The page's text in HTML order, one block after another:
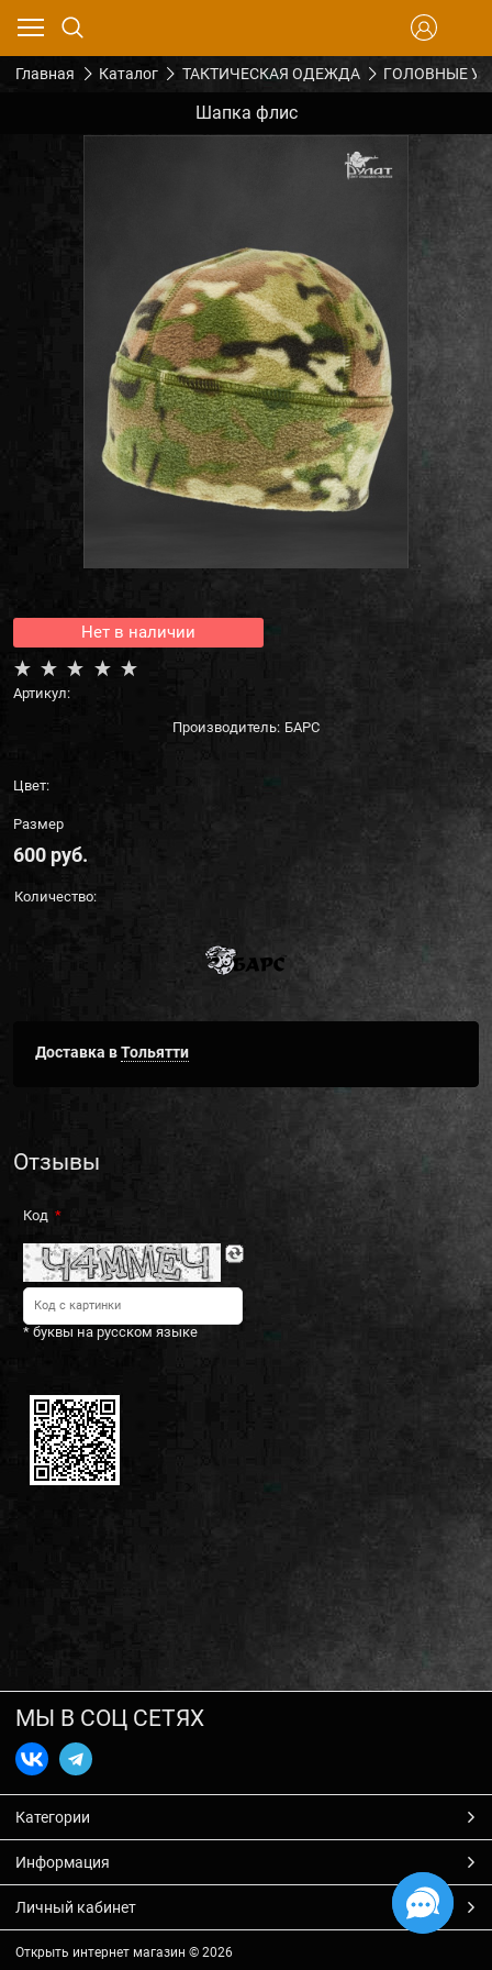
Главная Каталог ТАКТИЧЕСКАЯ ОДЕЖДА ГОЛОВНЫЕ
Шапка флис
Нет в наличии
Артикул:
Производитель: БАРС
Цвет:
Размер
600 руб.
Количество:
Доставка вТольятти
Отзывы
Код
* буквы на русском языке
МЫ В СОЦ СЕТЯХ
Категории
Информация
Личный кабинет
Открыть интернет магазин © 2026